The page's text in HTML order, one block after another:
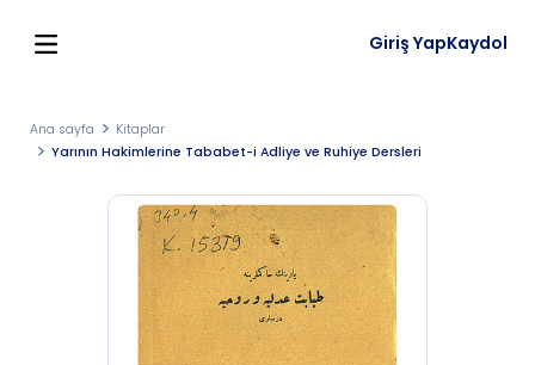
Giriş YapKaydol
Ana sayfa
Kitaplar
Yarının Hakimlerine Tababet-i Adliye ve Ruhiye Dersleri